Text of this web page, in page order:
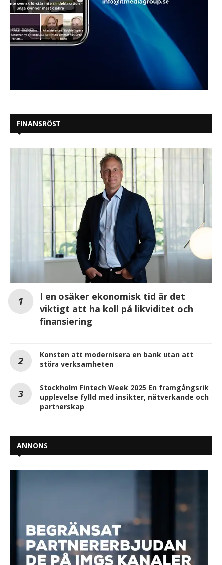
FINANSRÖST
I en osäker ekonomisk tid är det
viktigt att ha koll på likviditet och
finansiering
Konsten att modernisera en bank utan att
störa verksamheten
Stockholm Fintech Week 2025 En framgångsrik
upplevelse fylld med insikter, nätverkande och
partnerskap
ANNONS